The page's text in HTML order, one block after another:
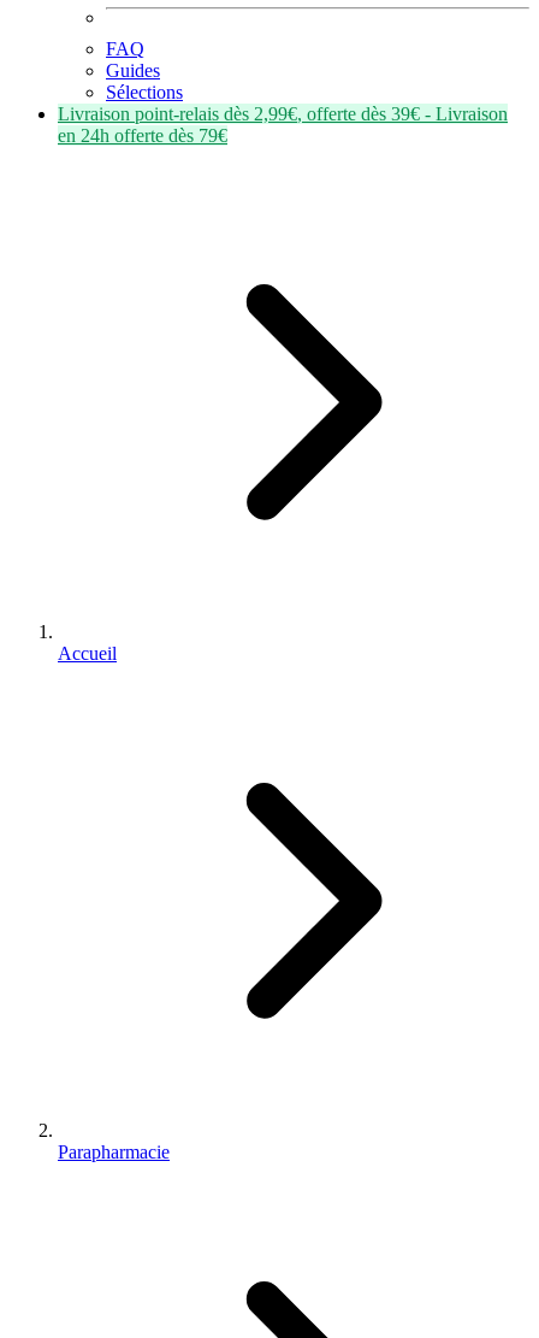
FAQ
Guides
Sélections
Livraison point-relais dès 2,99€, offerte dès 39€ - Livraison
en 24h offerte dès 79€
Accueil
Parapharmacie